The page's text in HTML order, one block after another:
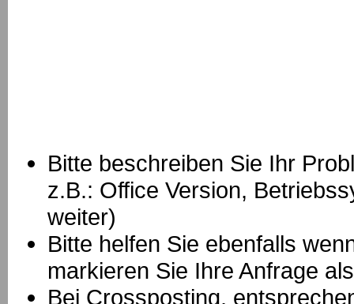
Bitte beschreiben Sie Ihr
z.B.: Office Version,
weiter)
Bitte helfen Sie ebenfalls
markieren Sie Ihre Anfrage
Bei Crossposting,